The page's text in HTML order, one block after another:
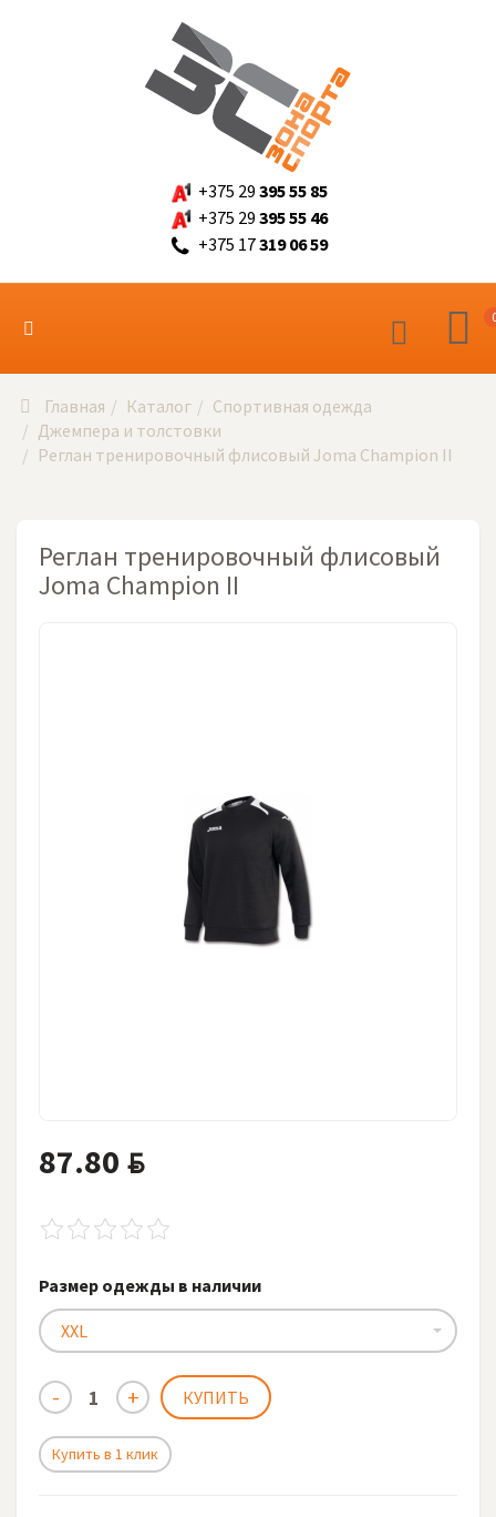
+375 29 395 55 85
+375 29 395 55 46
+375 17319 06 59
Главная Каталог
Спортивная одежда
Джемпера и толстовки
Реглан тренировочный флисовый Joma Champion II
Реглан тренировочный флисовый
Joma Champion II
87.80 BYN
Размер одежды в наличии
XXL
Купить в 1 клик